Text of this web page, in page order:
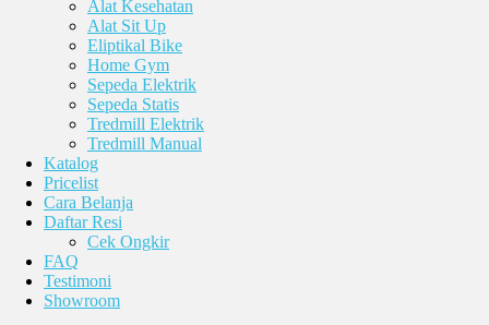
Alat Kesehatan
Alat Sit Up
Eliptikal Bike
Home Gym
Sepeda Elektrik
Sepeda Statis
Tredmill Elektrik
Tredmill Manual
Katalog
Pricelist
Cara Belanja
Daftar Resi
Cek Ongkir
FAQ
Testimoni
Showroom